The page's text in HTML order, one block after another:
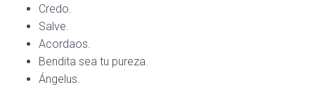
Credo.
Salve.
Acordaos.
Bendita sea tu pureza.
Ángelus.